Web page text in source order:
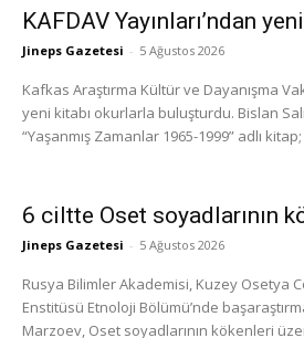
KAFDAV Yayınları’ndan
Jineps Gazetesi - 5 Ağustos 2026
Kafkas Araştırma Kültür ve Dayanışma
yeni kitabı okurlarla buluşturdu. Bislan
“Yaşanmış Zamanlar 1965-1999” adlı
6 ciltte Oset soyadlarının
Jineps Gazetesi - 5 Ağustos 2026
Rusya Bilimler Akademisi, Kuzey Osetya
Enstitüsü Etnoloji Bölümü’nde
Marzoev, Oset soyadlarının kökenleri